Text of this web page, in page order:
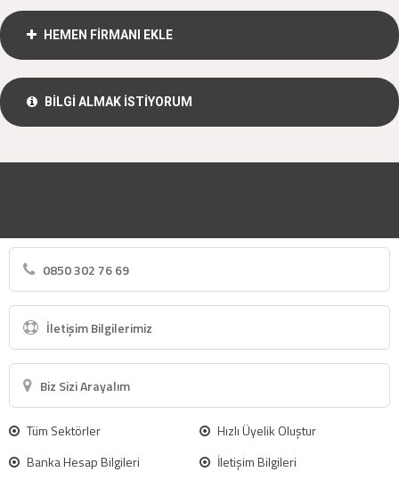
HEMEN FİRMANI EKLE
BİLGİ ALMAK İSTİYORUM
0850 302 76 69
İletişim Bilgilerimiz
Biz Sizi Arayalım
Tüm Sektörler
Hızlı Üyelik Oluştur
Banka Hesap Bilgileri
İletişim Bilgileri